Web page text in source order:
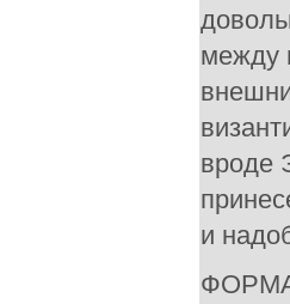
между
вроде
и
ФОРМА